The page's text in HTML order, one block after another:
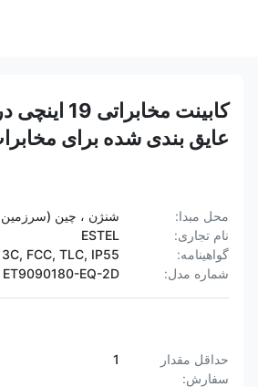
عایق بندی شده برای
محل مبدا:
شنژن ، چین
نام تجاری:
ESTEL
گواهینامه:
FCC, TLC, IP55
شماره مدل:
ET9090180-EQ-2D
حداقل مقدار
سفارش:
1